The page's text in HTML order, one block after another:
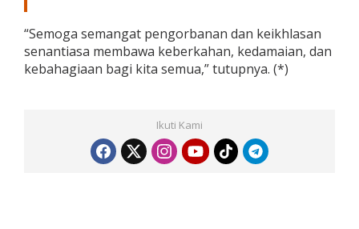
“Semoga semangat pengorbanan dan keikhlasan
senantiasa membawa keberkahan, kedamaian, dan
kebahagiaan bagi kita semua,” tutupnya. (*)
Ikuti Kami